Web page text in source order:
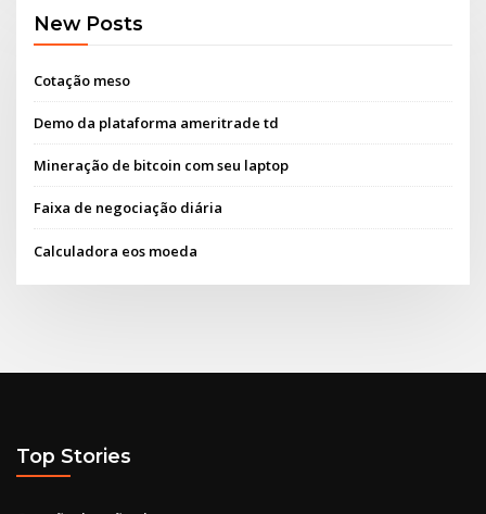
New Posts
Cotação meso
Demo da plataforma ameritrade td
Mineração de bitcoin com seu laptop
Faixa de negociação diária
Calculadora eos moeda
Top Stories